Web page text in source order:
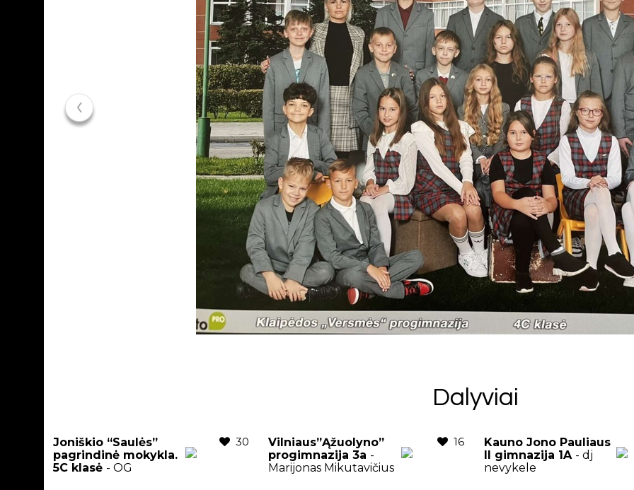
‹
Dalyviai
Joniškio “Saulės”
pagrindinė mokykla.
5C klasė - OG
30
Vilniaus”Ąžuolyno”
progimnazija 3a -
Marijonas Mikutavičius
16
Kauno Jono Pauliaus
II gimnazija 1A - dj
nevykele